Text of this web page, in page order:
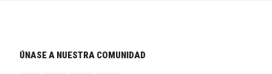
ÚNASE A NUESTRA COMUNIDAD